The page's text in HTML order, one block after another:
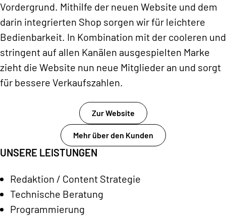
Vordergrund. Mithilfe der neuen Website und dem
darin integrierten Shop sorgen wir für leichtere
Bedienbarkeit. In Kombination mit der cooleren und
stringent auf allen Kanälen ausgespielten Marke
zieht die Website nun neue Mitglieder an und sorgt
für bessere Verkaufszahlen.
Zur Website
Mehr über den Kunden
UNSERE LEISTUNGEN
Redaktion / Content Strategie
Technische Beratung
Programmierung